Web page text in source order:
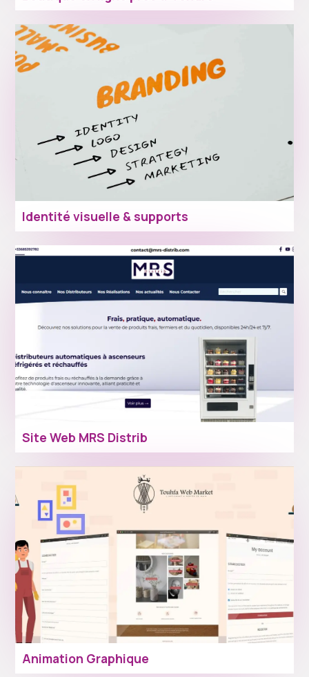
Identité visuelle & supports
Site Web MRS Distrib
Animation Graphique